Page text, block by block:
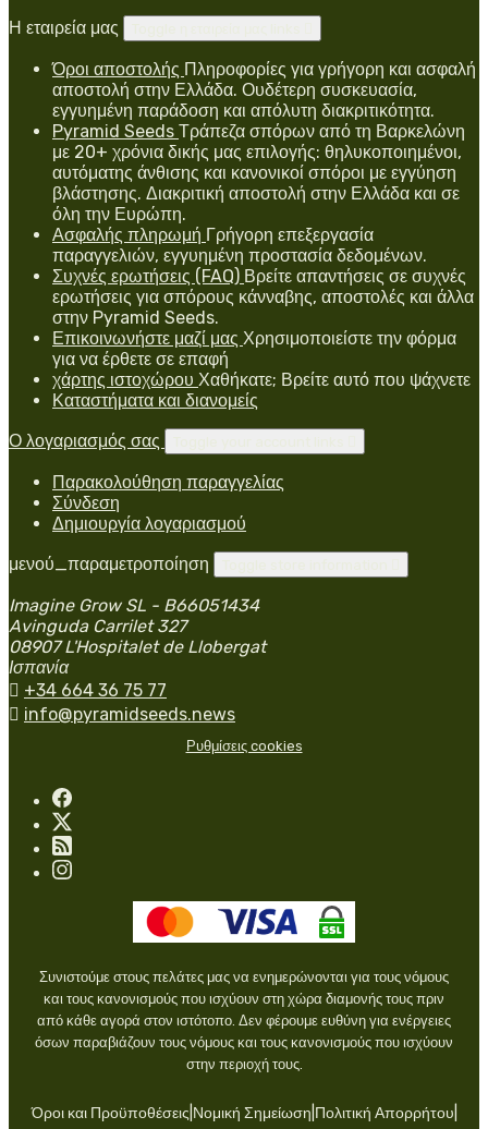
Η εταιρεία μας
Όροι αποστολής Πληροφορίες για γρήγορη και ασφαλή
αποστολή στην Ελλάδα. Ουδέτερη συσκευασία,
εγγυημένη παράδοση και απόλυτη διακριτικότητα.
Pyramid Seeds Τράπεζα σπόρων από τη Βαρκελώνη
με 20+ χρόνια δικής μας επιλογής: θηλυκοποιημένοι,
αυτόματης άνθισης και κανονικοί σπόροι με εγγύηση
βλάστησης. Διακριτική αποστολή στην Ελλάδα και σε
όλη την Ευρώπη.
Ασφαλής πληρωμή Γρήγορη επεξεργασία
παραγγελιών, εγγυημένη προστασία δεδομένων.
Συχνές ερωτήσεις (FAQ) Βρείτε απαντήσεις σε συχνές
ερωτήσεις για σπόρους κάνναβης, αποστολές και άλλα
στην Pyramid Seeds.
Επικοινωνήστε μαζί μας Χρησιμοποιείστε την φόρμα
για να έρθετε σε επαφή
χάρτης ιστοχώρου Χαθήκατε; Βρείτε αυτό που ψάχνετε
Καταστήματα και διανομείς
Ο λογαριασμός σας
Παρακολούθηση παραγγελίας
Σύνδεση
Δημιουργία λογαριασμού
μενού_παραμετροποίηση
Imagine Grow SL - B66051434
Avinguda Carrilet 327
08907 L'Hospitalet de Llobergat
Ισπανία
 +34 664 36 75 77
 info@pyramidseeds.news
Ρυθμίσεις cookies
Συνιστούμε στους πελάτες μας να ενημερώνονται για τους νόμους
και τους κανονισμούς που ισχύουν στη χώρα διαμονής τους πριν
από κάθε αγορά στον ιστότοπο. Δεν φέρουμε ευθύνη για ενέργειες
όσων παραβιάζουν τους νόμους και τους κανονισμούς που ισχύουν
στην περιοχή τους.
Όροι και Προϋποθέσεις Νομική Σημείωση Πολιτική Απορρήτου